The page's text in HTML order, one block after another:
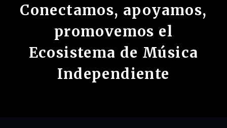
Conectamos, apoyamos,
promovemos el
Ecosistema de Música
Independiente